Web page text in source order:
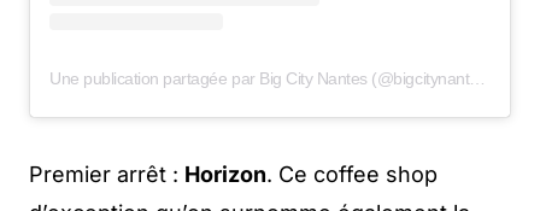
Une publication partagée par Big City Nantes (@bigcitynantes)
Premier arrêt : Horizon. Ce coffee shop